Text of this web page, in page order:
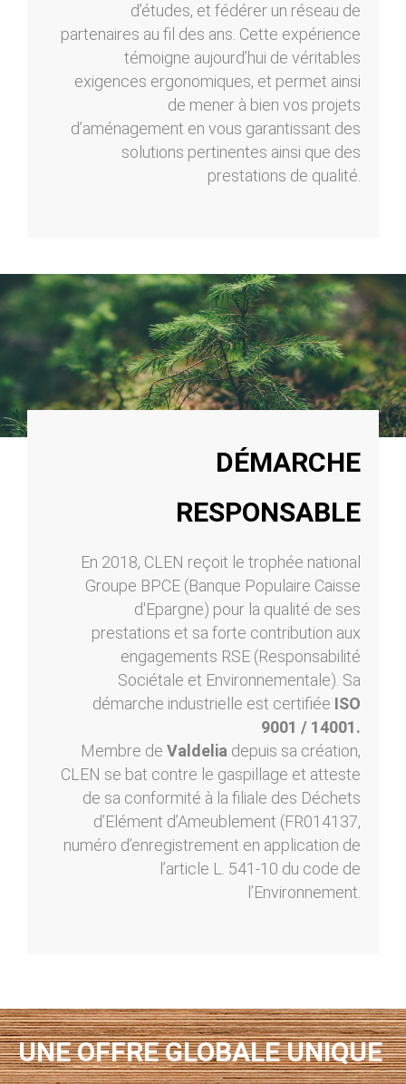
d’études, et fédérer un réseau de
partenaires au fil des ans. Cette expérience
témoigne aujourd’hui de véritables
exigences ergonomiques, et permet ainsi
de mener à bien vos projets
d’aménagement en vous garantissant des
solutions pertinentes ainsi que des
prestations de qualité.
DÉMARCHE
RESPONSABLE
En 2018, CLEN reçoit le trophée national
Groupe BPCE (Banque Populaire Caisse
d'Epargne) pour la qualité de ses
prestations et sa forte contribution aux
engagements RSE (Responsabilité
Sociétale et Environnementale). Sa
démarche industrielle est certifiée ISO
9001 / 14001.
Membre de Valdelia depuis sa création,
CLEN se bat contre le gaspillage et atteste
de sa conformité à la filiale des Déchets
d’Elément d’Ameublement (FR014137,
numéro d’enregistrement en application de
l’article L. 541-10 du code de
l’Environnement.
UNE OFFRE GLOBALE UNIQUE